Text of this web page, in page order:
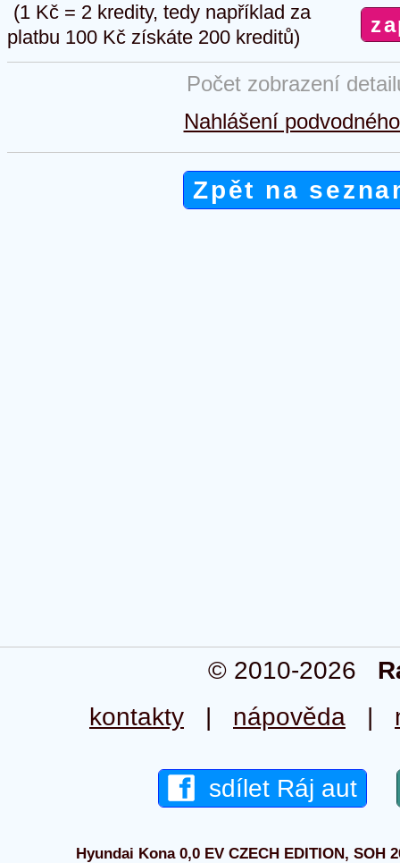
(1 Kč = 2 kredity, tedy například za
platbu 100 Kč získáte 200 kreditů)
Počet zobrazení
Nahlášení
Zpět na
© 2010-2026
kontakty | nápověda |
sdílet Ráj aut
Hyundai Kona 0,0 EV CZECH EDITION, SOH